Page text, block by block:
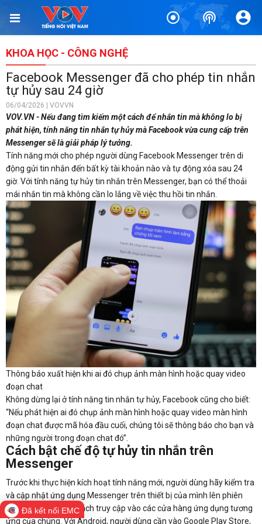
KHOA HỌC - CÔNG NGHỆ
Facebook Messenger đã cho phép tin nhắn
tự hủy sau 24 giờ
06/04/2026 | VOVVN
VOV.VN - Nếu đang tìm kiếm một cách để nhắn tin mà không lo bị
phát hiện, tính năng tin nhắn tự hủy mà Facebook vừa cung cấp trên
Messenger sẽ là giải pháp lý tưởng.
Tính năng mới cho phép người dùng Facebook Messenger trên di
động gửi tin nhắn đến bất kỳ tài khoản nào và tự động xóa sau 24
giờ. Với tính năng tự hủy tin nhắn trên Messenger, bạn có thể thoải
mái nhắn tin mà không cần lo lắng về việc thu hồi tin nhắn.
Thông báo xuất hiện khi ai đó chụp ảnh màn hình hoặc quay video
đoạn chat
Không dừng lại ở tính năng tin nhắn tự hủy, Facebook cũng cho biết:
“Nếu phát hiện ai đó chụp ảnh màn hình hoặc quay video màn hình
đoạn chat được mã hóa đầu cuối, chúng tôi sẽ thông báo cho bạn và
những người trong đoạn chat đó”.
Cách bật chế độ tự hủy tin nhắn trên
Messenger
Trước khi thực hiện kích hoạt tính năng mới, người dùng hãy kiểm tra
và cập nhật ứng dụng Messenger trên thiết bị của mình lên phiên
bản mới nhất bằng cách truy cập vào các cửa hàng ứng dụng tương
ứng của chúng. Với Android, người dùng cần vào Google Play Store,
Đã kết nối EMC